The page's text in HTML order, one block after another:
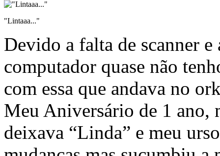
"Lintaaa..."
Devido a falta de scanner e
computador quase não
com essa que andava no
Meu Aniversário de 1 ano,
deixava “Linda” e meu